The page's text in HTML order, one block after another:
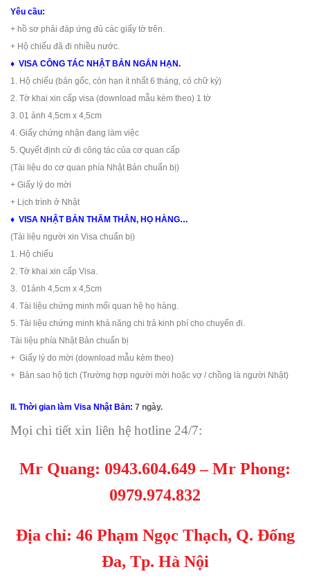
Yêu cầu:
+ hồ sơ phải đáp ứng đủ các giấy tờ trên.
+ Hộ chiếu đã đi nhiều nước.
♦ VISA CÔNG TÁC NHẬT BẢN NGẮN HẠN.
1. Hộ chiếu (bản gốc, còn hạn ít nhất 6 tháng, có chữ ký)
2. Tờ khai xin cấp visa (download mẫu kèm theo) 1 tờ
3. 01 ảnh 4,5cm x 4,5cm
4. Giấy chứng nhận đang làm việc
5. Quyết định cử đi công tác của cơ quan cấp
(Tài liệu do cơ quan phía Nhật Bản chuẩn bị)
+ Giấy lý do mời
+ Lịch trình ở Nhật
♦ VISA NHẬT BẢN THĂM THÂN, HỌ HÀNG…
(Tài liệu người xin Visa chuẩn bị)
1. Hộ chiếu
2. Tờ khai xin cấp Visa.
3. 01ảnh 4,5cm x 4,5cm
4. Tài liệu chứng minh mối quan hệ họ hàng.
5. Tài liệu chứng minh khả năng chi trả kinh phí cho chuyến đi.
Tài liệu phía Nhật Bản chuẩn bị
+ Giấy lý do mời (download mẫu kèm theo)
+ Bản sao hộ tịch (Trường hợp người mời hoặc vợ / chồng là người Nhật)
II. Thời gian làm Visa Nhật Bản: 7 ngày.
Mọi chi tiết xin liên hệ hotline 24/7:
Mr Quang: 0943.604.649– Mr Phong:
0979.974.832
Địa chỉ: 46 Phạm Ngọc Thạch, Q. Đống
Đa, Tp. Hà Nội